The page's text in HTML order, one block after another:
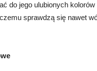
do jego ulubionych
sprawdzą się nawet